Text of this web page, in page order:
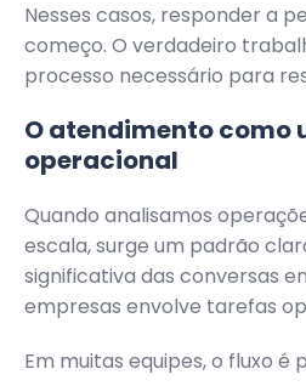
Nesses casos, responder a
começo. O verdadeiro
processo necessário para
O atendimento como
operacional
Quando analisamos
escala, surge um padrão
significativa das conversas
empresas envolve tarefas
Em muitas equipes, o fluxo é